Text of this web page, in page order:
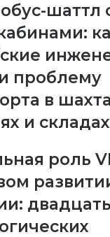
шаттл
проблему
в
и складах
роль